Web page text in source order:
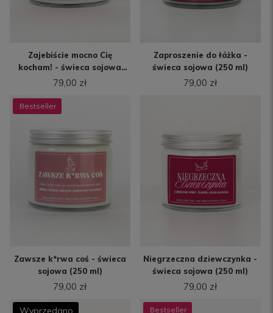
Zajebiście mocno Cię
kocham! - świeca sojowa
(250 ml)
79,00 zł
Zaproszenie do łóżka -
świeca sojowa (250 ml)
79,00 zł
Zawsze k*rwa coś - świeca
sojowa (250 ml)
79,00 zł
Niegrzeczna dziewczynka -
świeca sojowa (250 ml)
79,00 zł